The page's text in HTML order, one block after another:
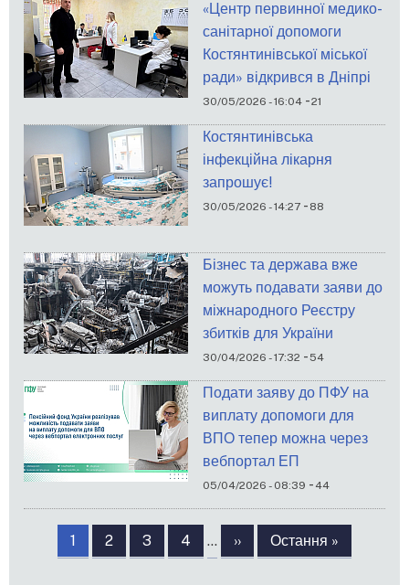
«Центр первинної медико-
санітарної допомоги
Костянтинівської міської
ради» відкрився в Дніпрі
30/05/2026 - 16:04 -21
Костянтинівська
інфекційна лікарня
запрошує!
30/05/2026 - 14:27 - 88
Бізнес та держава вже
можуть подавати заяви до
міжнародного Реєстру
збитків для України
30/04/2026 - 17:32 -54
Подати заяву до ПФУ на
виплату допомоги для
ВПО тепер можна через
вебпортал ЕП
05/04/2026 - 08:39 - 44
Розбивка
Сторінка
1 Сторінка
2 Сторінка
3 Сторінка
4 …
Наступна
сторінка
››
Остання
сторінка
Остання »